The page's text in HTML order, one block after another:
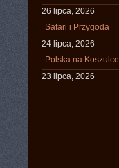
26 lipca, 2026
Safari i Przygoda
24 lipca, 2026
Polska na Koszulce
23 lipca, 2026